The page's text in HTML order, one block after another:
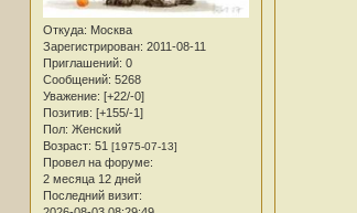
Откуда: Москва
Зарегистрирован: 2011-08-11
Приглашений: 0
Сообщений: 5268
Уважение: [+22/-0]
Позитив: [+155/-1]
Пол: Женский
Возраст: 51 [1975-07-13]
Провел на форуме:
2 месяца 12 дней
Последний визит: